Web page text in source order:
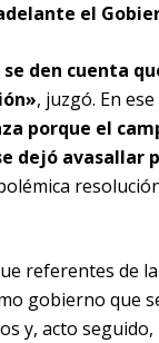
el
den cuenta
, juzgó. En
porque el
dejó avasallar
referentes de
gobierno que
y, acto